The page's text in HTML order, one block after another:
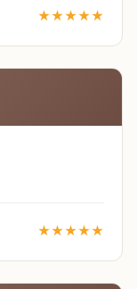
★★★★★
★★★★★